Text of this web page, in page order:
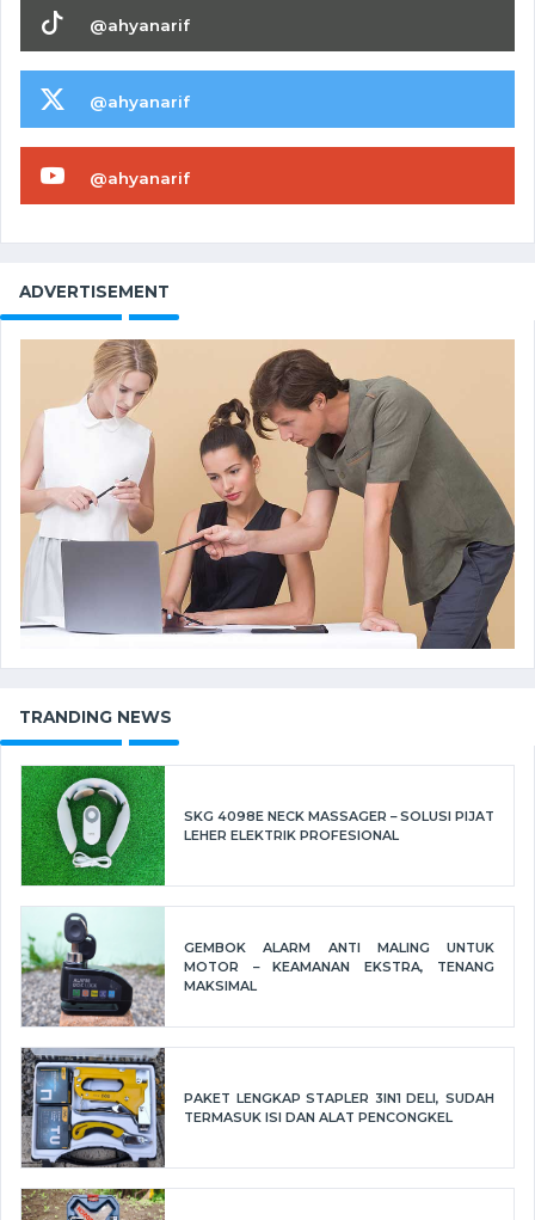
@ahyanarif
@ahyanarif
@ahyanarif
ADVERTISEMENT
TRANDING NEWS
SKG 4098E NECK MASSAGER – SOLUSI PIJAT
LEHER ELEKTRIK PROFESIONAL
GEMBOK ALARM ANTI MALING UNTUK
MOTOR – KEAMANAN EKSTRA, TENANG
MAKSIMAL
PAKET LENGKAP STAPLER 3IN1 DELI, SUDAH
TERMASUK ISI DAN ALAT PENCONGKEL